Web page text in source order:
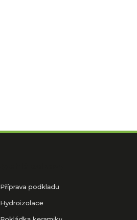
Příprava podkladu
Hydroizolace